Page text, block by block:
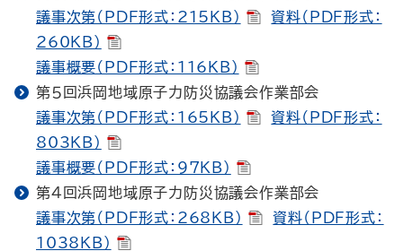
議事次第（PDF形式：215KB）
資料（PDF形式：
260KB）
議事概要（PDF形式：116KB）
第５回浜岡地域原子力防災協議会作業部会
議事次第（PDF形式：165KB）
資料（PDF形式：
803KB）
議事概要（PDF形式：97KB）
第４回浜岡地域原子力防災協議会作業部会
議事次第（PDF形式：268KB）
資料（PDF形式：
1038KB）